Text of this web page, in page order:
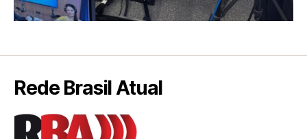
Rede Brasil Atual